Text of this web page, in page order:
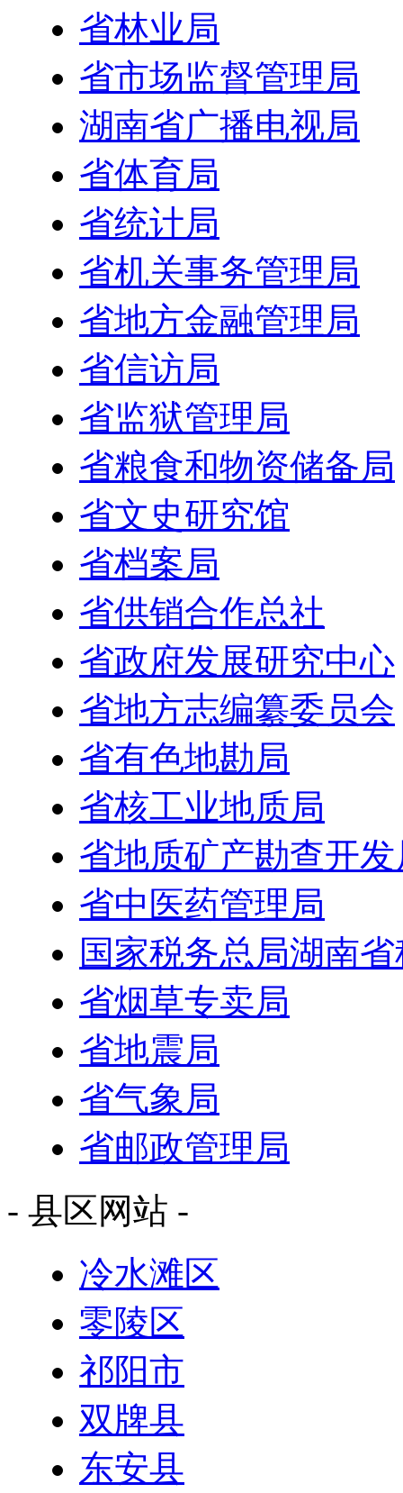
省林业局
省市场监督管理局
湖南省广播电视局
省体育局
省统计局
省机关事务管理局
省地方金融管理局
省信访局
省监狱管理局
省粮食和物资储备局
省文史研究馆
省档案局
省供销合作总社
省政府发展研究中心
省地方志编纂委员会
省有色地勘局
省核工业地质局
省地质矿产勘查开发
省中医药管理局
国家税务总局湖南
省烟草专卖局
省地震局
省气象局
省邮政管理局
- 县区网站 -
冷水滩区
零陵区
祁阳市
双牌县
东安县